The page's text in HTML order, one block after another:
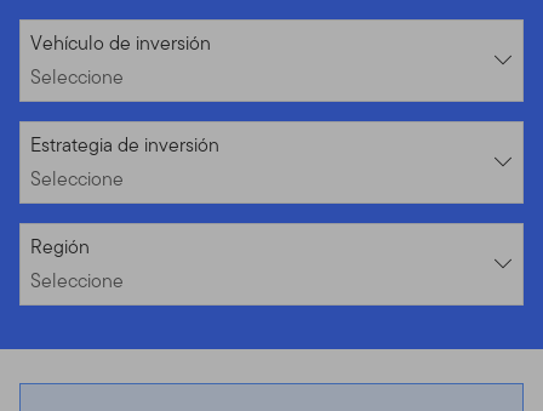
Seleccione
Vehículo de inversión
Seleccione
Seleccione
Estrategia de inversión
Seleccione
Seleccione
Región
Seleccione